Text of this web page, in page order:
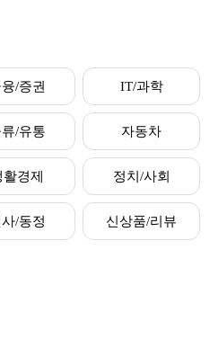
/증권 IT/과학
/유통 자동차
활경제 정치/사회
/동정 신상품/리뷰